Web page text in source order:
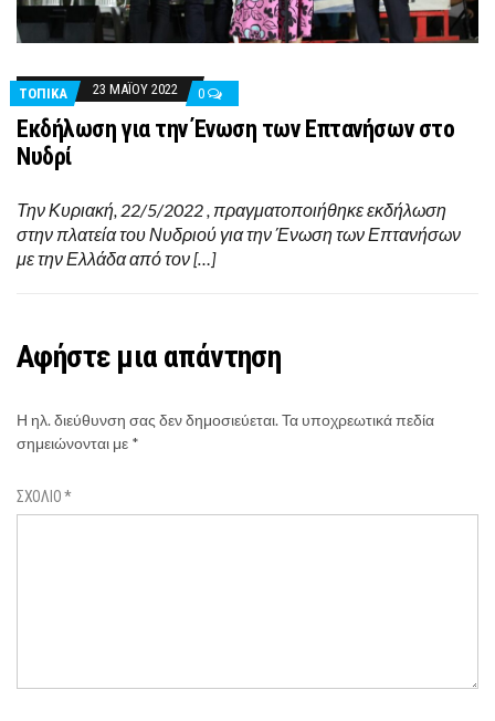
ΤΟΠΙΚΑ 23 ΜΑΪ́ΟΥ 2022 0
Εκδήλωση για την Ένωση των Επτανήσων στο
Νυδρί
Την Κυριακή, 22/5/2022 , πραγματοποιήθηκε εκδήλωση
στην πλατεία του Νυδριού για την Ένωση των Επτανήσων
με την Ελλάδα από τον […]
Αφήστε μια απάντηση
Η ηλ. διεύθυνση σας δεν δημοσιεύεται.Τα υποχρεωτικά πεδία
σημειώνονται με *
ΣΧΌΛΙΟ*